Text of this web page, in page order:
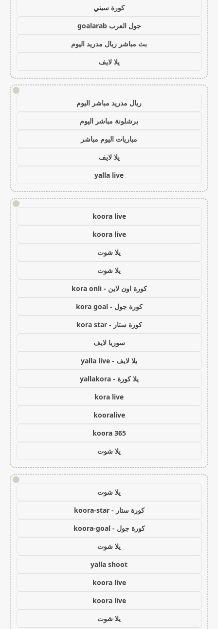
كورة سيتي
جول العرب goalarab
بث مباشر ريال مدريد اليوم
يلا لايف
!
ريال مدريد مباشر اليوم
برشلونة مباشر اليوم
مباريات اليوم مباشر
يلا لايف
yalla live
!
koora live
koora live
يلا شوت
يلا شوت
كورة اون لاين - kora onli
كورة جول - kora goal
كورة ستار - kora star
سوريا لايف
يلا لايف - yalla live
يلا كورة - yallakora
kora live
kooralive
koora 365
يلا شوت
!
يلا شوت
كورة ستار - koora-star
كورة جول - koora-goal
يلا شوت
yalla shoot
koora live
koora live
يلا شوت